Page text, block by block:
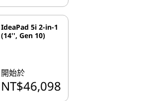
IdeaPad 5i 2-in-1
(14'', Gen 10)
開始於
NT$46,098